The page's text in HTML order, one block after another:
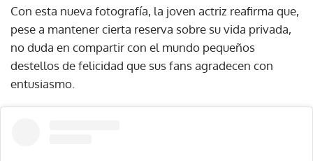
Con esta nueva fotografía, la joven actriz reafirma que,
pese a mantener cierta reserva sobre su vida privada,
no duda en compartir con el mundo pequeños
destellos de felicidad que sus fans agradecen con
entusiasmo.